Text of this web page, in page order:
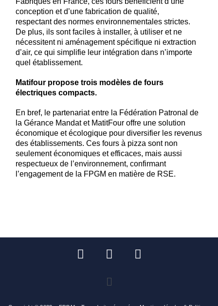
conception et d’une fabrication de qualité,
respectant des normes environnementales strictes.
De plus, ils sont faciles à installer, à utiliser et ne
nécessitent ni aménagement spécifique ni extraction
d’air, ce qui simplifie leur intégration dans n’importe
quel établissement.
Matifour propose trois modèles de fours
électriques compacts.
En bref, le partenariat entre la Fédération Patronal de
la Gérance Mandat et MatitFour offre une solution
économique et écologique pour diversifier les revenus
des établissements. Ces fours à pizza sont non
seulement économiques et efficaces, mais aussi
respectueux de l’environnement, confirmant
l’engagement de la FPGM en matière de RSE.